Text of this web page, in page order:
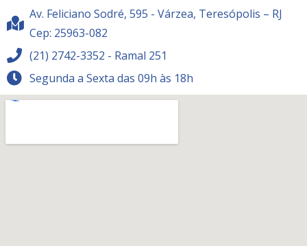
Av. Feliciano Sodré, 595 - Várzea, Teresópolis – RJ
Cep: 25963-082
(21) 2742-3352 - Ramal 251
Segunda a Sexta das 09h às 18h